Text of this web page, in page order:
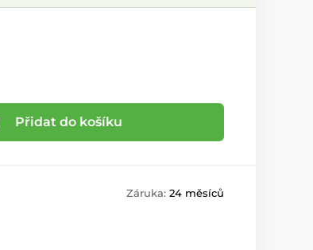
Přidat do košíku
Záruka: 24 měsíců